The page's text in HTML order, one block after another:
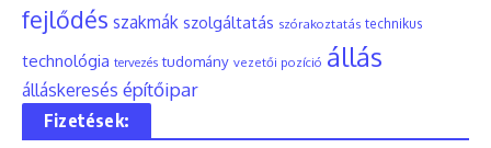
fejlődés szakmák szolgáltatás szórakoztatás technikus
technológia tervezés tudomány vezetői pozíció állás
álláskeresés építőipar
Fizetések: